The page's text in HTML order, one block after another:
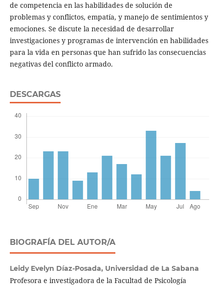
de competencia en las habilidades de solución de
problemas y conflictos, empatía, y manejo de sentimientos y
emociones. Se discute la necesidad de desarrollar
investigaciones y programas de intervención en habilidades
para la vida en personas que han sufrido las consecuencias
negativas del conflicto armado.
DESCARGAS
BIOGRAFÍA DEL AUTOR/A
Leidy Evelyn Díaz-Posada, Universidad de La Sabana
Profesora e investigadora de la Facultad de Psicología